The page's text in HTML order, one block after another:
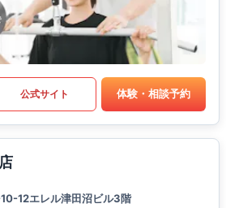
公式サイト 体験・相談予約
12エレル津田沼ビル3階